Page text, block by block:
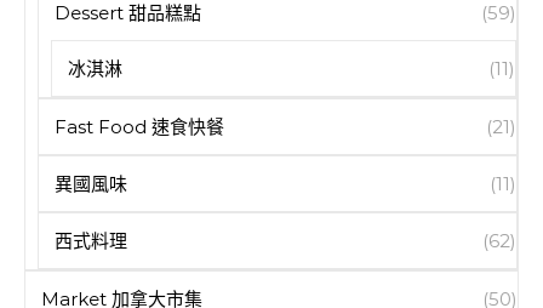
Dessert 甜品糕點 (59)
冰淇淋 (11)
Fast Food 速食快餐 (21)
異國風味 (11)
西式料理 (62)
Market 加拿大市集 (50)